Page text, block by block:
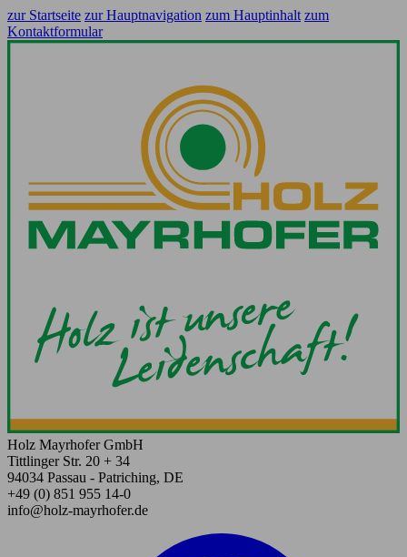
zur Startseite zur Hauptnavigation zum Hauptinhalt zum
Kontaktformular
Holz Mayrhofer GmbH
Tittlinger Str. 20 + 34
94034 Passau - Patriching, DE
+49 (0) 851 955 14-0
info@holz-mayrhofer.de